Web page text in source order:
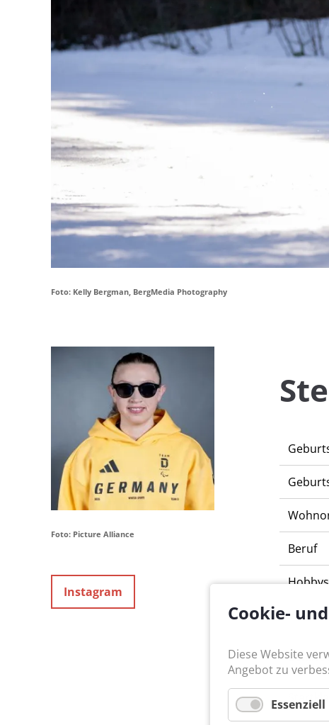
Foto: Kelly Bergman, BergMedia Photography
Foto: Picture Alliance
Instagram
Beruf
Hobbys
Verein
Cookie-
Diese Website
Angebot zu
Essenziell